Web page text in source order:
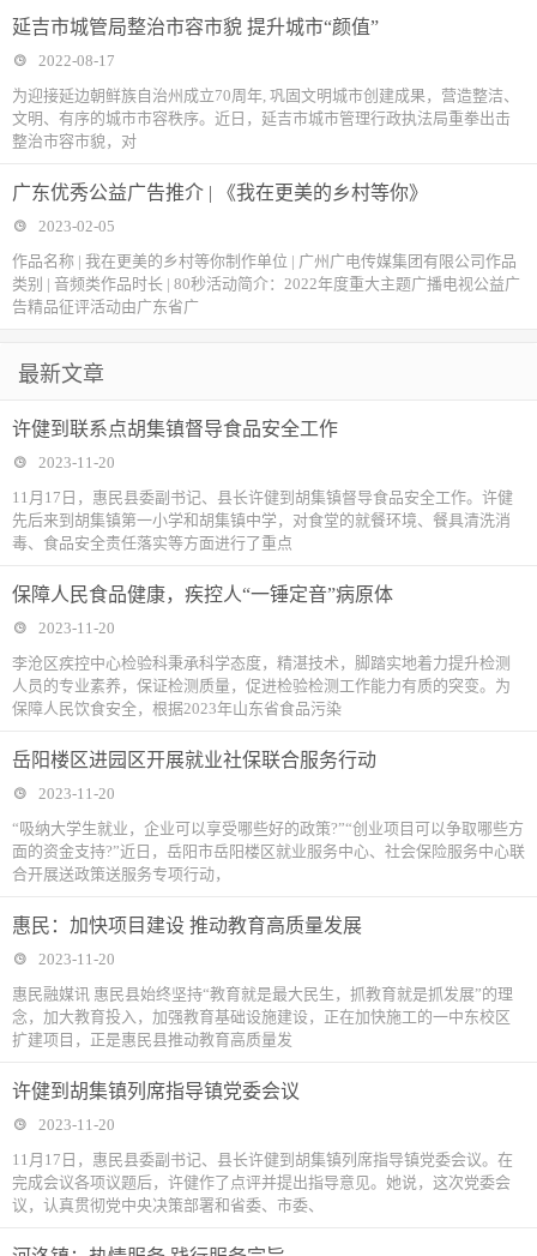
延吉市城管局整治市容市貌 提升城市“颜值”
2022-08-17
为迎接延边朝鲜族自治州成立70周年, 巩固文明城市创建成果，营造整洁、
文明、有序的城市市容秩序。近日，延吉市城市管理行政执法局重拳出击
整治市容市貌，对
广东优秀公益广告推介 | 《我在更美的乡村等你》
2023-02-05
作品名称 | 我在更美的乡村等你制作单位 | 广州广电传媒集团有限公司作品
类别 | 音频类作品时长 | 80秒活动简介：2022年度重大主题广播电视公益广
告精品征评活动由广东省广
最新文章
许健到联系点胡集镇督导食品安全工作
2023-11-20
11月17日，惠民县委副书记、县长许健到胡集镇督导食品安全工作。许健
先后来到胡集镇第一小学和胡集镇中学，对食堂的就餐环境、餐具清洗消
毒、食品安全责任落实等方面进行了重点
保障人民食品健康，疾控人“一锤定音”病原体
2023-11-20
李沧区疾控中心检验科秉承科学态度，精湛技术，脚踏实地着力提升检测
人员的专业素养，保证检测质量，促进检验检测工作能力有质的突变。为
保障人民饮食安全，根据2023年山东省食品污染
岳阳楼区进园区开展就业社保联合服务行动
2023-11-20
“吸纳大学生就业，企业可以享受哪些好的政策?”“创业项目可以争取哪些方
面的资金支持?”近日，岳阳市岳阳楼区就业服务中心、社会保险服务中心联
合开展送政策送服务专项行动，
惠民：加快项目建设 推动教育高质量发展
2023-11-20
惠民融媒讯 惠民县始终坚持“教育就是最大民生，抓教育就是抓发展”的理
念，加大教育投入，加强教育基础设施建设，正在加快施工的一中东校区
扩建项目，正是惠民县推动教育高质量发
许健到胡集镇列席指导镇党委会议
2023-11-20
11月17日，惠民县委副书记、县长许健到胡集镇列席指导镇党委会议。在
完成会议各项议题后，许健作了点评并提出指导意见。她说，这次党委会
议，认真贯彻党中央决策部署和省委、市委、